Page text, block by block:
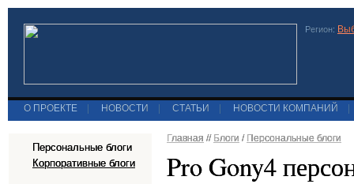
Регион:
О ПРОЕКТЕ НОВОСТИ СТАТЬИ НОВОСТИ КОМПАНИЙ
Персональные блоги
Корпоративные блоги
Главная // Блоги / Персональные блоги
Pro Gony4